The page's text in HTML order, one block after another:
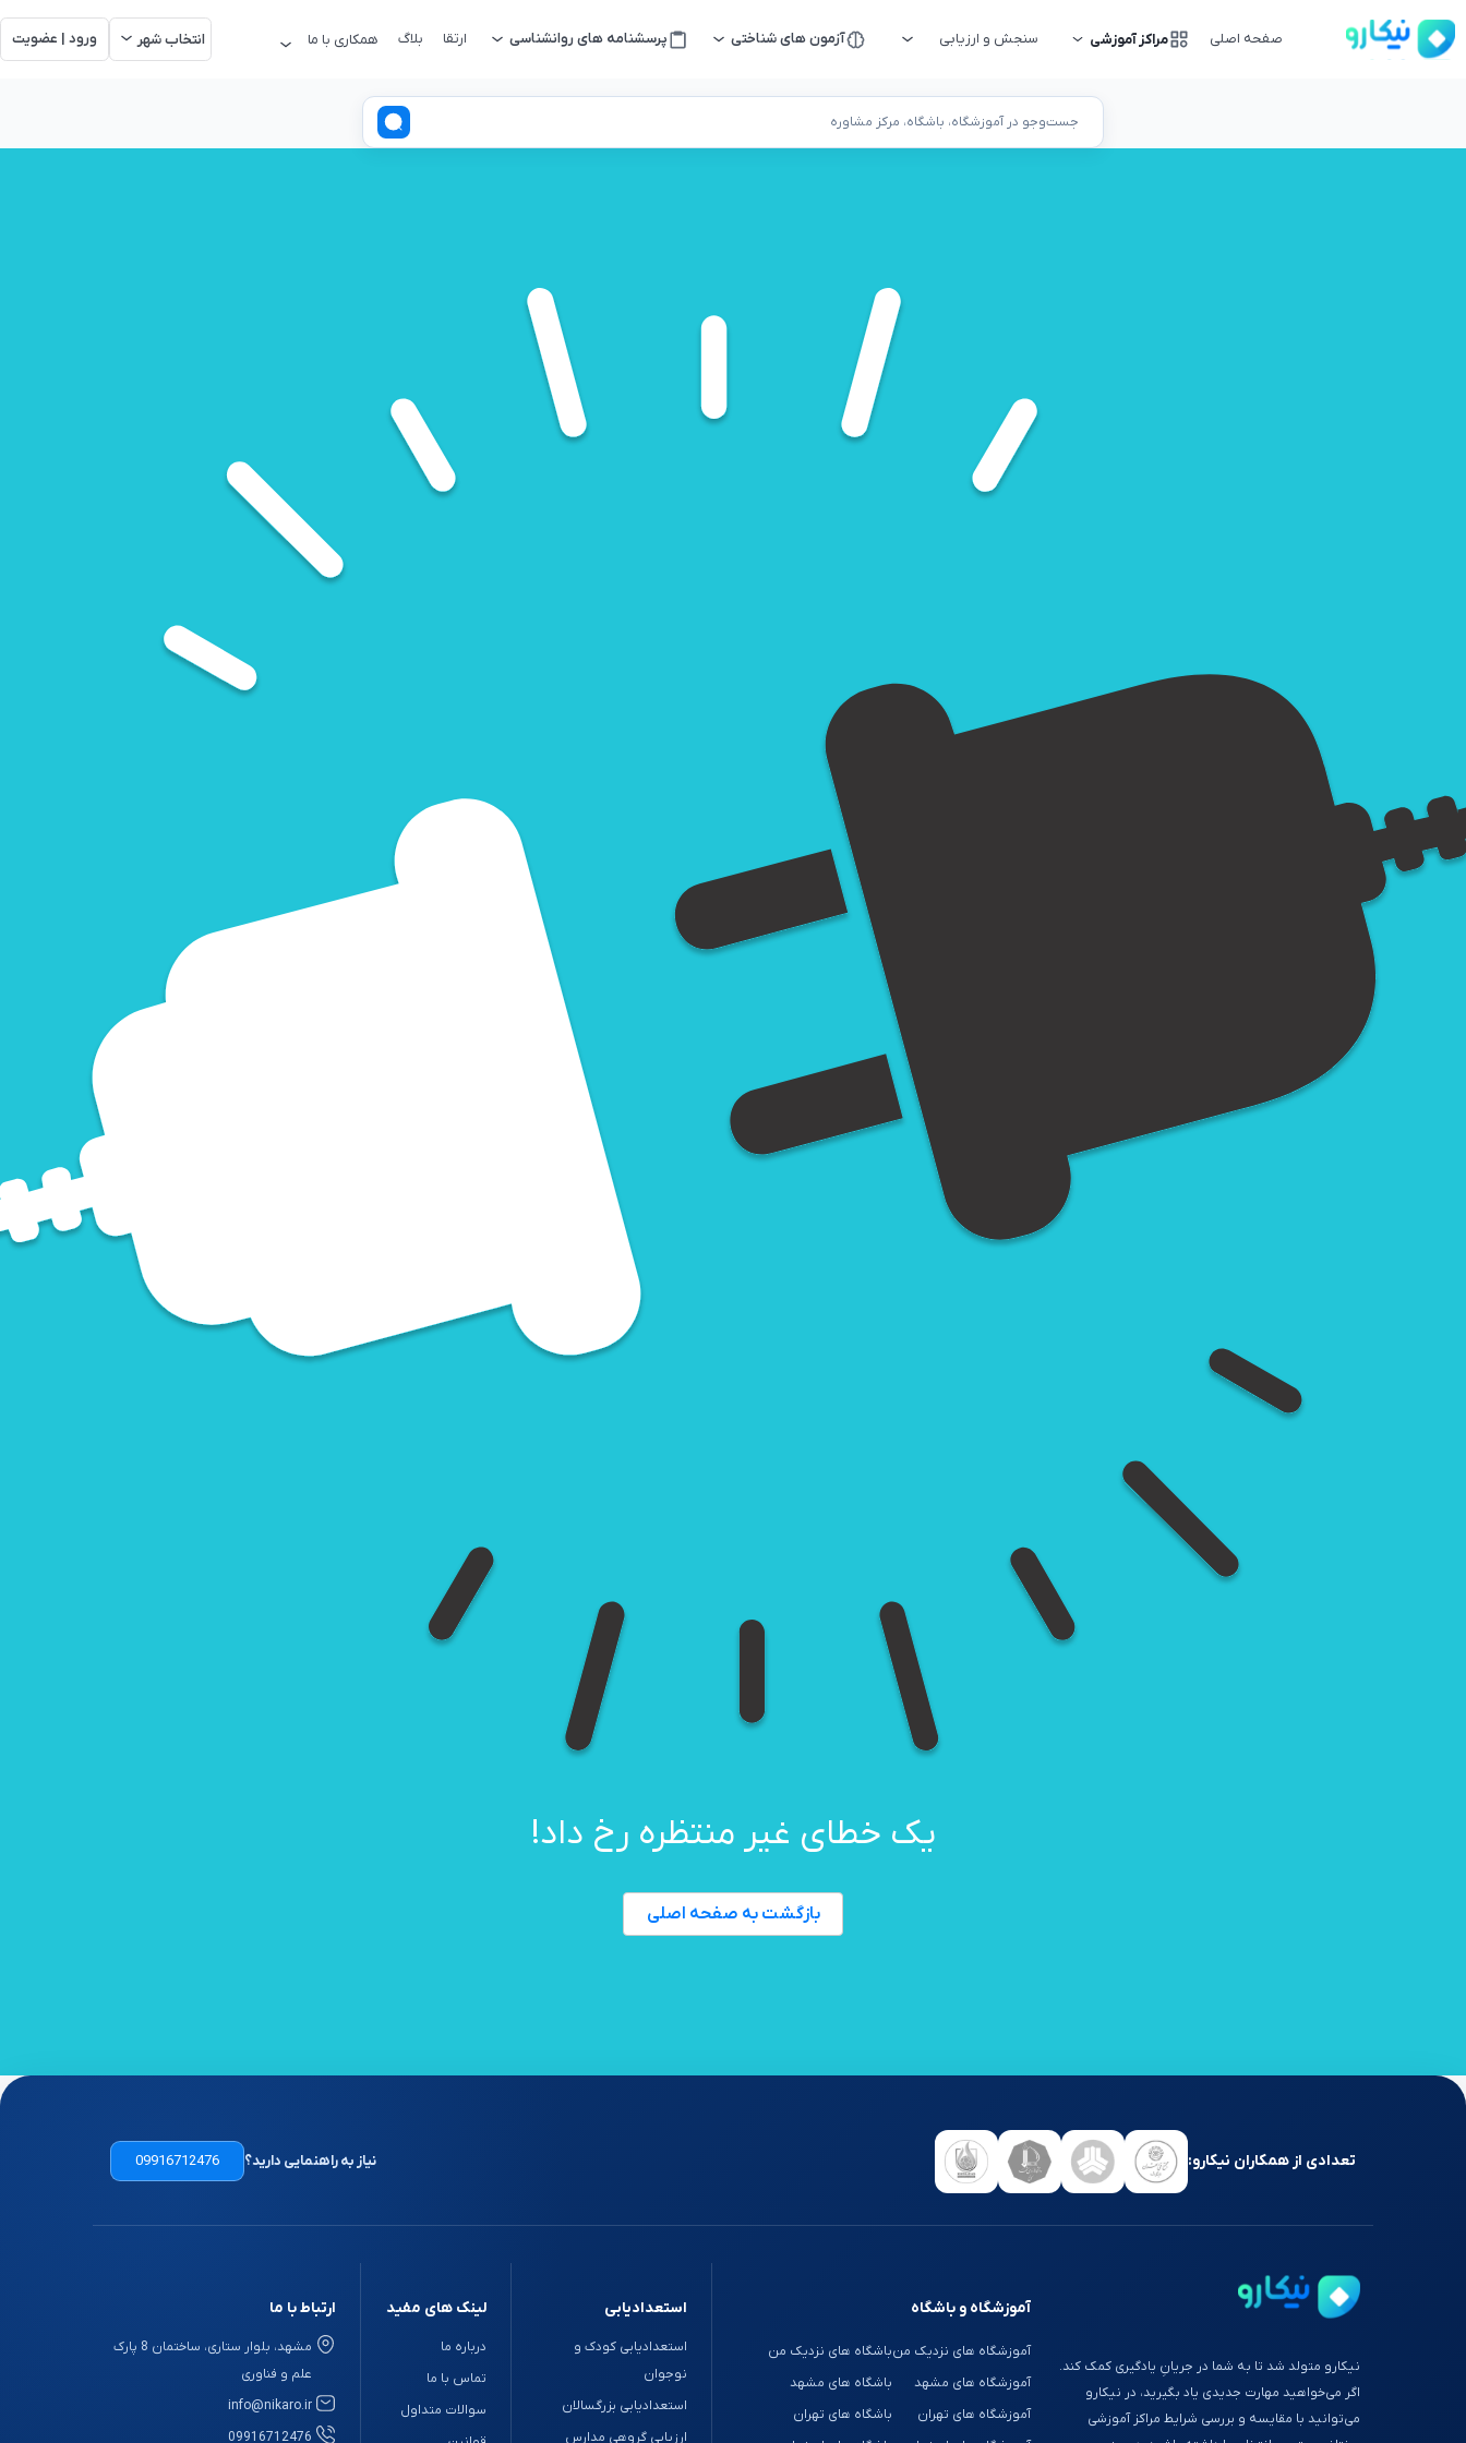
صفحه اصلی مراکز آموزشی سنجش و ارزیابی آزمون های شناختی پرسشنامه های روانشناسی ارتقا بلاگ همکاری با ما انتخاب شهر ورود | عضویت
جست‌وجو در آموزشگاه، باشگاه، مرکز مشاوره
یک خطای غیر منتظره رخ داد!
بازگشت به صفحه اصلی
تعدادی از همکاران نیکارو: نیاز به راهنمایی دارید؟ 09916712476
نیکارو متولد شد تا به شما در جریانِ یادگیری کمک کند.
اگر می‌خواهید مهارت جدیدی یاد بگیرید، در نیکارو
می‌توانید با مقایسه و بررسی شرایط مراکز آموزشی
آموزشگاه و باشگاه
آموزشگاه های نزدیک من
آموزشگاه های مشهد
آموزشگاه های تهران
باشگاه های نزدیک من
باشگاه های مشهد
باشگاه های تهران
استعدادیابی
استعدادیابی کودک و
نوجوان
استعدادیابی بزرگسالان
ارزیابی گروهی مدارس
لینک های مفید
درباره ما
تماس با ما
سوالات متداول
ارتباط با ما
مشهد، بلوار ستاری، ساختمان 8 پارک
علم و فناوری
info@nikaro.ir
09916712476